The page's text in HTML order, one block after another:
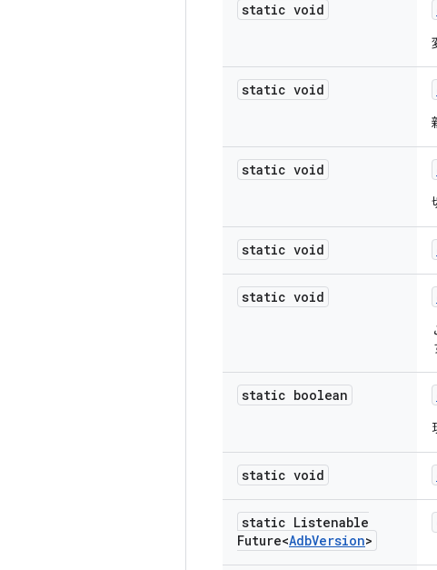
static void
static void
static void
static void
static void
static boolean
static void
static Listenable
Future<AdbVersion>